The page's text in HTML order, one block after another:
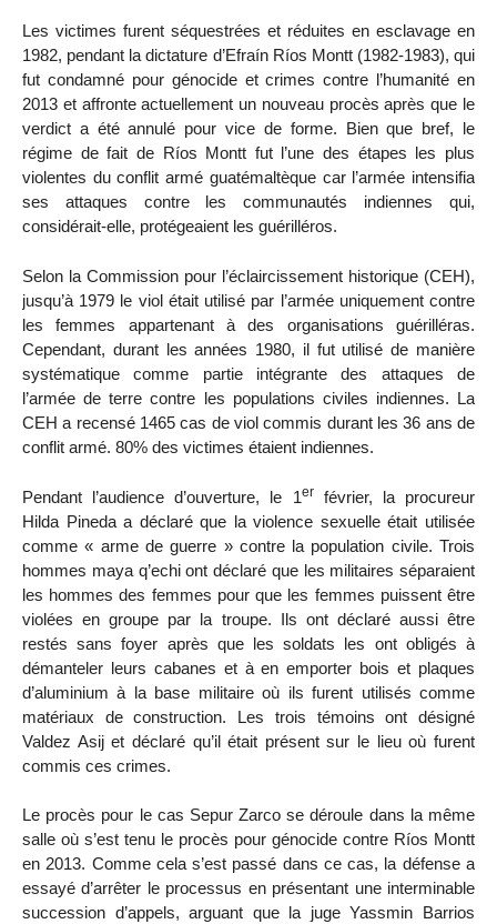
Les victimes furent séquestrées et réduites en esclavage en
1982, pendant la dictature d’Efraín Ríos Montt (1982-1983), qui
fut condamné pour génocide et crimes contre l’humanité en
2013 et affronte actuellement un nouveau procès après que le
verdict a été annulé pour vice de forme. Bien que bref, le
régime de fait de Ríos Montt fut l’une des étapes les plus
violentes du conflit armé guatémaltèque car l’armée intensifia
ses attaques contre les communautés indiennes qui,
considérait-elle, protégeaient les guérilléros.
Selon la Commission pour l’éclaircissement historique (CEH),
jusqu’à 1979 le viol était utilisé par l’armée uniquement contre
les femmes appartenant à des organisations guérilléras.
Cependant, durant les années 1980, il fut utilisé de manière
systématique comme partie intégrante des attaques de
l’armée de terre contre les populations civiles indiennes. La
CEH a recensé 1465 cas de viol commis durant les 36 ans de
conflit armé. 80% des victimes étaient indiennes.
Pendant l’audience d’ouverture, le 1er
février, la procureur
Hilda Pineda a déclaré que la violence sexuelle était utilisée
comme « arme de guerre » contre la population civile. Trois
hommes maya q’echi ont déclaré que les militaires séparaient
les hommes des femmes pour que les femmes puissent être
violées en groupe par la troupe. Ils ont déclaré aussi être
restés sans foyer après que les soldats les ont obligés à
démanteler leurs cabanes et à en emporter bois et plaques
d’aluminium à la base militaire où ils furent utilisés comme
matériaux de construction. Les trois témoins ont désigné
Valdez Asij et déclaré qu’il était présent sur le lieu où furent
commis ces crimes.
Le procès pour le cas Sepur Zarco se déroule dans la même
salle où s’est tenu le procès pour génocide contre Ríos Montt
en 2013. Comme cela s’est passé dans ce cas, la défense a
essayé d’arrêter le processus en présentant une interminable
succession d’appels, arguant que la juge Yassmin Barrios